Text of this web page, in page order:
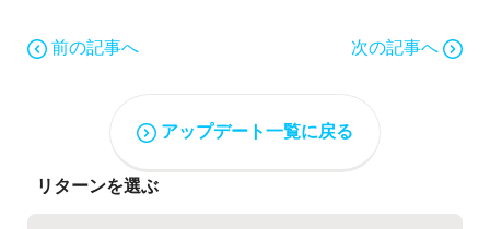
前の記事へ 次の記事へ
アップデート一覧に戻る
リターンを選ぶ